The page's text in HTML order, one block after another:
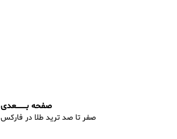
صفحه بــــــــعدی
صفر تا صد ترید طلا در فارکس